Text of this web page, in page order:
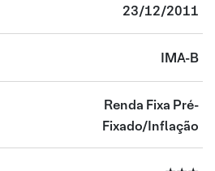
23/12/2011
IMA-B
Renda Fixa Pré-
Fixado/Inflação